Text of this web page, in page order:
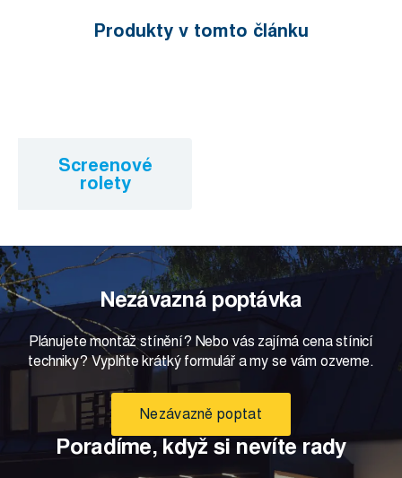
Produkty v tomto článku
Screenové
rolety
Nezávazná poptávka
Plánujete montáž stínění? Nebo vás zajímá cena stínicí
techniky? Vyplňte krátký formulář a my se vám ozveme.
Nezávazně poptat
Poradíme, když si nevíte rady